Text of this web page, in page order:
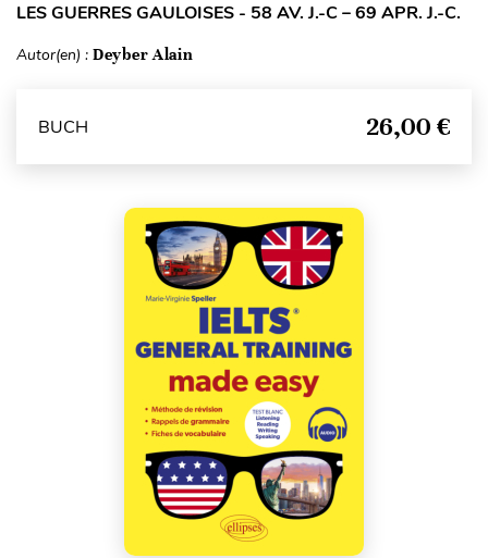
LES GUERRES GAULOISES - 58 AV. J.-C – 69 APR. J.-C.
Autor(en) : Deyber Alain
BUCH 26,00 €